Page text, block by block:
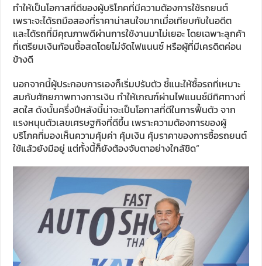
ทำให้เป็นโอกาสที่ดีของผู้บริโภคที่มีความต้องการใช้รถยนต์
เพราะจะได้รถมือสองที่ราคาน่าสนใจมากเมื่อเทียบกับในอดีต
และได้รถที่มีคุณภาพดีผ่านการใช้งานมาไม่เยอะ โดยเฉพาะลูกค้า
ที่เตรียมเงินก้อนซื้อสดโดยไม่จัดไฟแนนซ์ หรือผู้ที่มีเครดิตค่อน
ข้างดี
นอกจากนี้ผู้ประกอบการเองก็เริ่มปรับตัว ชี้แนะให้ซื้อรถที่เหมาะ
สมกับศักยภาพทางการเงิน ทำให้เกณฑ์ผ่านไฟแนนซ์มีทิศทางที่
สดใส ดังนั้นครึ่งปีหลังนี้น่าจะเป็นโอกาสที่ดีในการฟื้นตัว จาก
แรงหนุนตัวเลขเศรษฐกิจที่ดีขึ้น เพราะความต้องการของผู้
บริโภคที่มองเห็นความคุ้มค่า คุ้มเงิน คุ้มราคาของการซื้อรถยนต์
ใช้แล้วยังมีอยู่ แต่ทั้งนี้ก็ยังต้องจับตาอย่างใกล้ชิด”